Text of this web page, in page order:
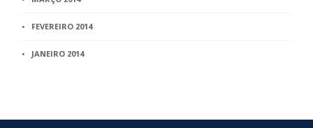
FEVEREIRO 2014
JANEIRO 2014